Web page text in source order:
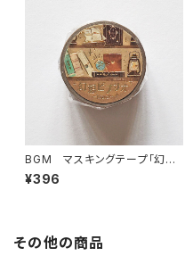
BGM マスキングテープ「幻想
ビブリオ」・トラベル
¥396
その他の商品